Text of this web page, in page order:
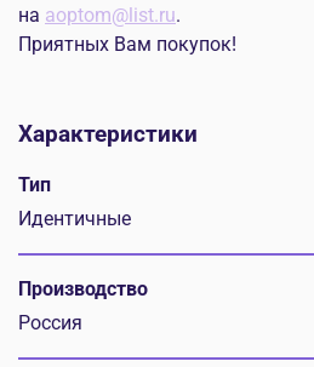
на aoptom@list.ru.
Приятных Вам покупок!
Характеристики
Тип
Идентичные
Производство
Россия